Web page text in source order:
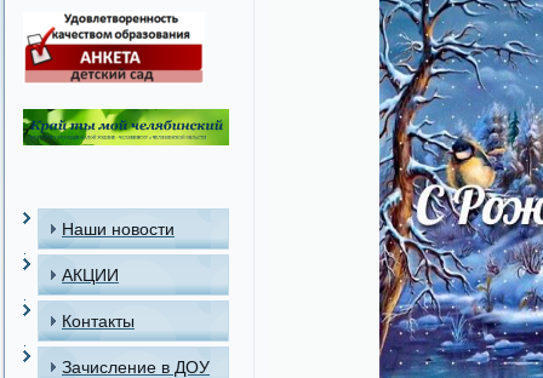
Наши новости
АКЦИИ
Контакты
Зачисление в ДОУ